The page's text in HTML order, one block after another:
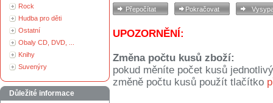
Rock
Hudba pro děti
Ostatní
Obaly CD, DVD, ...
Knihy
Suvenýry
Důležité informace
UPOZORNĚNÍ:
Změna počtu kusů zboží:
pokud měníte počet kusů
změně počtu kusů použít tlačítko